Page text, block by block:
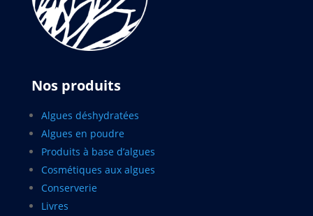
Nos produits
Algues déshydratées
Algues en poudre
Produits à base d’algues
Cosmétiques aux algues
Conserverie
Livres